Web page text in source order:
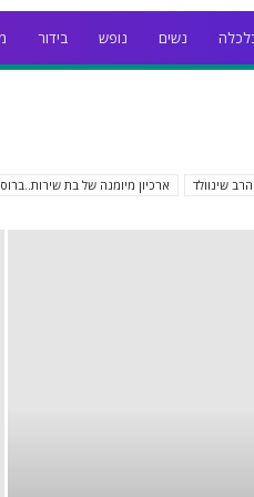
נשים נופש בידור
שינוולד ארכיון מיומנה של בת